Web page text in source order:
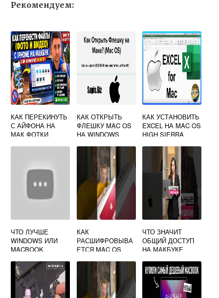
Рекомендуем:
КАК ПЕРЕКИНУТЬ
С АЙФОНА НА
МАК ФОТКИ
КАК ОТКРЫТЬ
ФЛЕШКУ MAC OS
НА WINDOWS
КАК УСТАНОВИТЬ
EXCEL НА MAC OS
HIGH SIERRA
ЧТО ЛУЧШЕ
WINDOWS ИЛИ
MACBOOK
КАК
РАСШИФРОВЫВА
ЕТСЯ MAC OS
ЧТО ЗНАЧИТ
ОБЩИЙ ДОСТУП
НА МАКБУКЕ